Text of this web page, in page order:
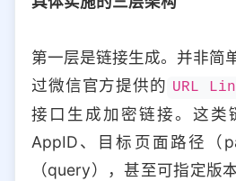
第一层是链接生成。并非简
过微信官方提供的 URL
接口生成加密链接。这类
AppID、目标页面路径（
（query），甚至可指定版